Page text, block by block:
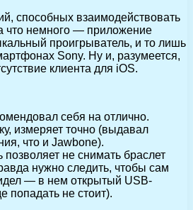
способных взаимодействовать
что немного — приложение
проигрыватель, и то лишь
Sony. Ну и, разумеется,
клиента для iOS.
себя на отлично.
измеряет точно (выдавал
что и Jawbone).
не снимать браслет
нужно следить, чтобы сам
— в нем открытый USB-
попадать не стоит).